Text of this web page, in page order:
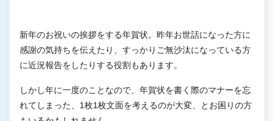
新年のお祝いの挨拶をする年賀状。昨年お世話になった方に
感謝の気持ちを伝えたり、すっかりご無沙汰になっている方
に近況報告をしたりする役割もあります。
しかし年に一度のことなので、年賀状を書く際のマナーを忘
れてしまった、1枚1枚文面を考えるのが大変、とお困りの方